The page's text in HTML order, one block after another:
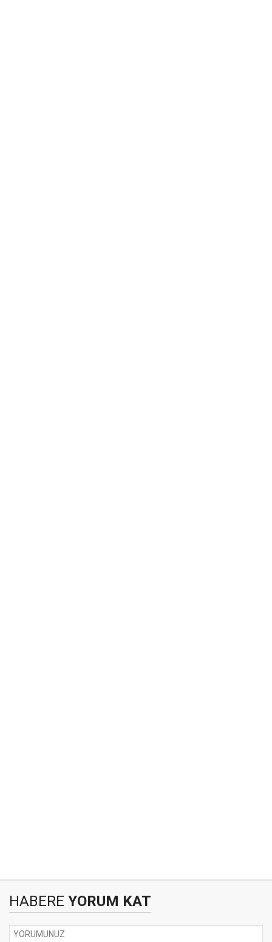
HABERE YORUM KAT